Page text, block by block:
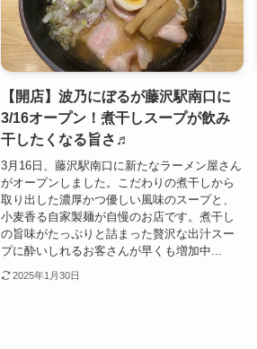
【開店】波乃にぼるが藤沢駅南口に
3/16オープン！煮干しスープが飲み
干したくなる旨さ♬
3月16日、藤沢駅南口に新たなラーメン屋さん
がオープンしました。こだわりの煮干しから
取り出した濃厚かつ優しい風味のスープと、
小麦香る自家製麺が自慢のお店です。煮干し
の旨味がたっぷりと詰まった贅沢な出汁スー
プに酔いしれるお客さんが早くも増加中...
2025年1月30日